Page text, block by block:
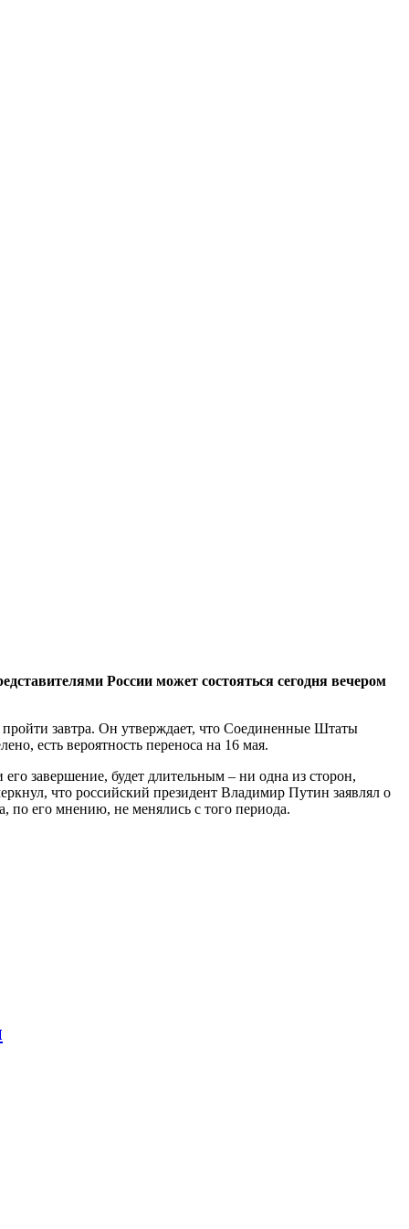
России может состояться сегодня вечером
пройти завтра. Он утверждает, что Соединенные Штаты
есть вероятность переноса на 16 мая.
завершение, будет длительным – ни одна из сторон,
что российский президент Владимир Путин заявлял о
по его мнению, не менялись с того периода.